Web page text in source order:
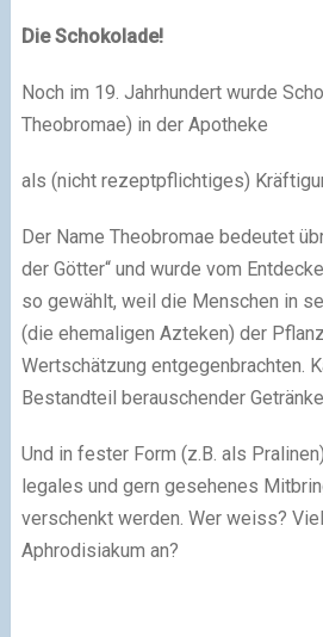
Die Schokolade!
Noch im 19. Jahrhundert wurde
Theobromae) in der Apotheke
als (nicht rezeptpflichtiges)
Der Name Theobromae bedeutet
der Götter“ und wurde vom
so gewählt, weil die Menschen in
(die ehemaligen Azteken) der
Wertschätzung entgegenbrachten.
Bestandteil berauschender Getränke.
Und in fester Form (z.B. als
legales und gern gesehenes
verschenkt werden. Wer weiss?
Aphrodisiakum an?